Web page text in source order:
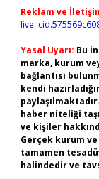
Reklam ve
Yasal Uyarı: Bu
marka, kurum
bağlantısı
kendi
haber niteliği
ve kişiler
Gerçek kurum
tamamen
halindedir ve